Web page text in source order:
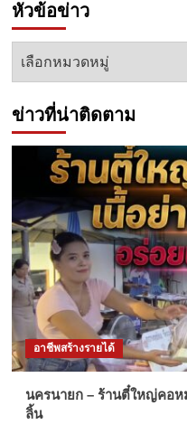
หัวข้อข่าว
หัวข้อ
ข่าวที่น่าติดตาม
อาชีพสร้างรายได้
นครนายก – ร้านตี๋ใหญ่คอห
ลิ้น